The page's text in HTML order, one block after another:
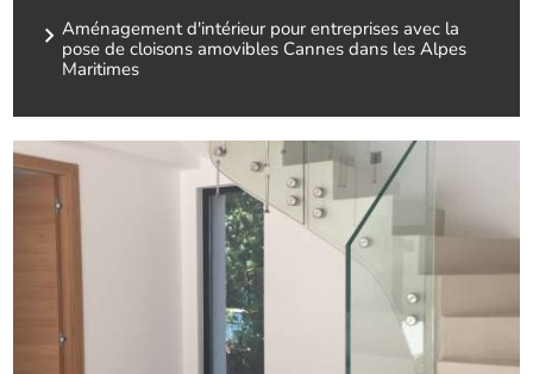
Aménagement d'intérieur pour entreprises avec la
pose de cloisons amovibles Cannes dans les Alpes
Maritimes